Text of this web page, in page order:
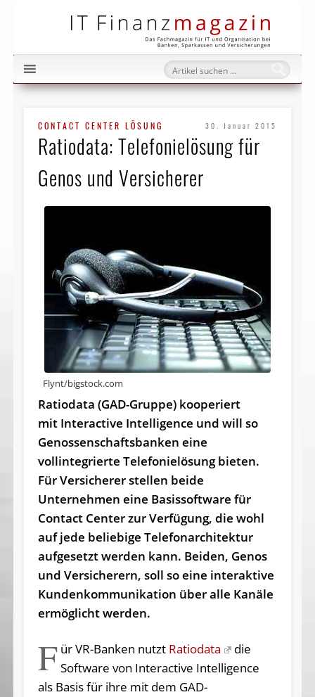
CONTACT CENTER LÖSUNG 30. Januar 2015
Ratiodata: Telefonielösung für
Genos und Versicherer
Flynt/bigstock.com
Ratiodata (GAD-Gruppe) kooperiert
mit Interactive Intelligence und will so
Genossenschaftsbanken eine
vollintegrierte Telefonielösung bieten.
Für Versicherer stellen beide
Unternehmen eine Basissoftware für
Contact Center zur Verfügung, die wohl
auf jede beliebige Telefonarchitektur
aufgesetzt werden kann. Beiden, Genos
und Versicherern, soll so eine interaktive
Kundenkommunikation über alle Kanäle
ermöglicht werden.
F ür VR-Banken nutzt Ratiodata
die
Software von Interactive Intelligence
als Basis für ihre mit dem GAD-